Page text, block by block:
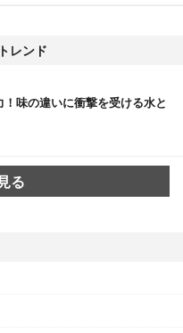
レンド
味の違いに衝撃を受ける水と
る